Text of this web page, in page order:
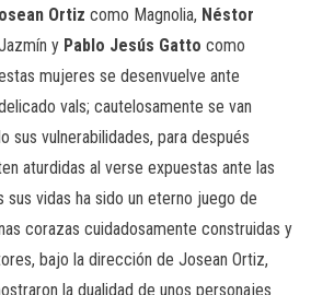
Ortiz como Magnolia, Néstor
y Pablo Jesús Gatto como
mujeres se desenvuelve ante
vals; cautelosamente se van
sus vulnerabilidades, para después
aturdidas al verse expuestas ante las
sus vidas ha sido un eterno juego de
corazas cuidadosamente construidas y
bajo la dirección de Josean Ortiz,
la dualidad de unos personajes